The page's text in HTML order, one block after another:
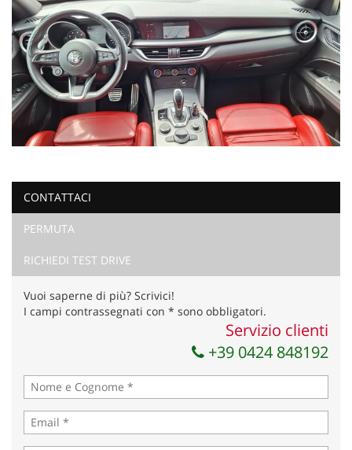
CONTATTACI
PERMUTA
RICHIEDI TEST DRIVE
Vuoi saperne di più? Scrivici!
I campi contrassegnati con * sono obbligatori.
Servizio clienti
+39 0424 848192